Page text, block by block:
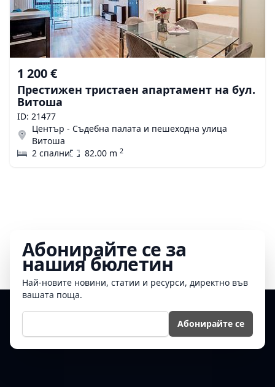
1 200 €
Престижен тристаен апартамент на бул.
Витоша
ID: 21477
Център - Съдебна палата и пешеходна улица
Витоша
2 спални
82.00 m 2
Абонирайте се за
нашия бюлетин
Най-новите новини, статии и ресурси, директно във
вашата поща.
Е-мейл
Абонирайте се